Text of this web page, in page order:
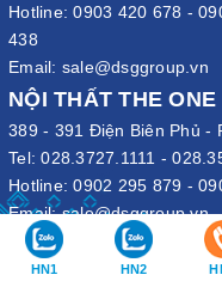
Hotline:0903 420 678 -
438
Email: sale@dsggroup.vn
NỘI THẤT THE
389 - 391 Điện Biên Phủ -
Tel:028.3727.1111 -
Hotline:0902 295 879 -
Email:sale@dsggroup.vn
VĂN PHÒNG TẬP
109 Trần Hưng Đạo - P.
HN1 HN2